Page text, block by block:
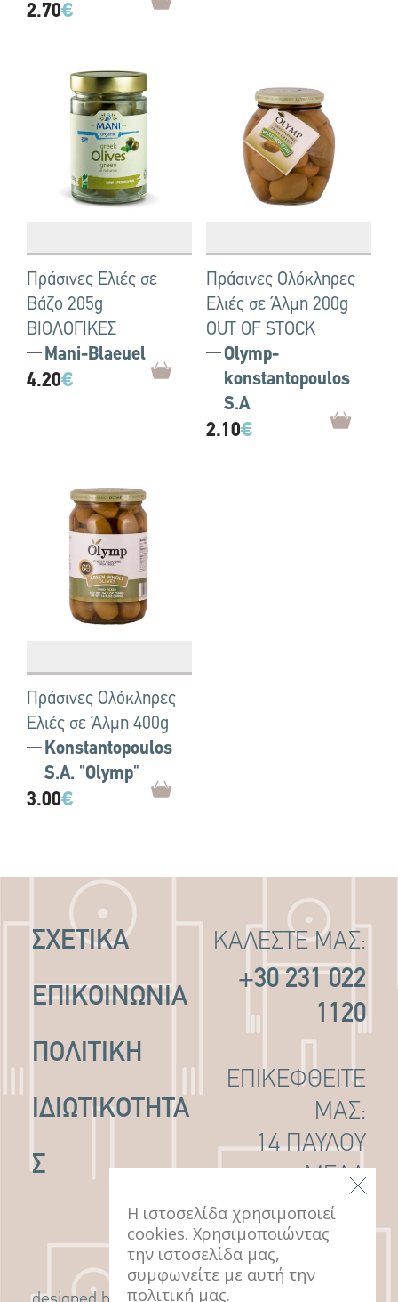
2.70€
Πράσινες Ελιές σε
Βάζο 205g
ΒΙΟΛΟΓΙΚΕΣ
Mani-Blaeuel
4.20€
Πράσινες Ολόκληρες
Ελιές σε Άλμη 200g
OUT OF STOCK
Olymp-
konstantopoulos
S.A
2.10€
Πράσινες Ολόκληρες
Ελιές σε Άλμη 400g
Konstantopoulos
S.A. "Olymp"
3.00€
ΣΧΕΤΙΚΑ
ΕΠΙΚΟΙΝΩΝΙΑ
ΠΟΛΙΤΙΚΉ
ΙΔΙΩΤΙΚΌΤΗΤΑ
Σ
ΚΑΛΕΣΤΕ ΜΑΣ:
+30 231 022
1120
ΕΠΙΚΕΦΘΕΙΤΕ
ΜΑΣ:
14 ΠΑΥΛΟΥ
ΜΕΛΑ
ΘΕΣΣΑΛΟΝΙΚΗ,
546 22
Η ιστοσελίδα χρησιμοποιεί
cookies. Χρησιμοποιώντας
την ιστοσελίδα μας,
συμφωνείτε με αυτή την
πολιτική μας.